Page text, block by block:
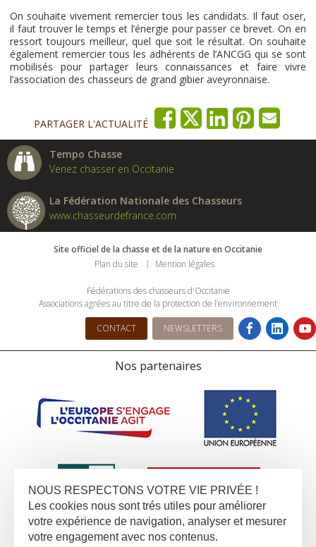
On souhaite vivement remercier tous les candidats. Il faut oser,
il faut trouver le temps et l’énergie pour passer ce brevet. On en
ressort toujours meilleur, quel que soit le résultat. On souhaite
également remercier tous les adhérents de l’ANCGG qui se sont
mobilisés pour partager leurs connaissances et faire vivre
l’association des chasseurs de grand gibier aveyronnaise.
PARTAGER L'ACTUALITÉ
Tempo Chasse
Venez chasser en Occitanie
La Fédération Nationale des Chasseurs
www.chasseurdefrance.com
Site officiel de la chasse et de la nature en Occitanie
Plan du site
Mention légales
Fédérations des chasseurs d'Occitanie
Associations agrées au titre de la protection de l’environnement
CONTACT NEWSLETTERS
Nos partenaires
NOUS RESPECTONS VOTRE VIE PRIVÉE !
Les cookies nous sont trés utiles pour améliorer
votre expérience de navigation, analyser et mesurer
votre engagement avec nos contenus.